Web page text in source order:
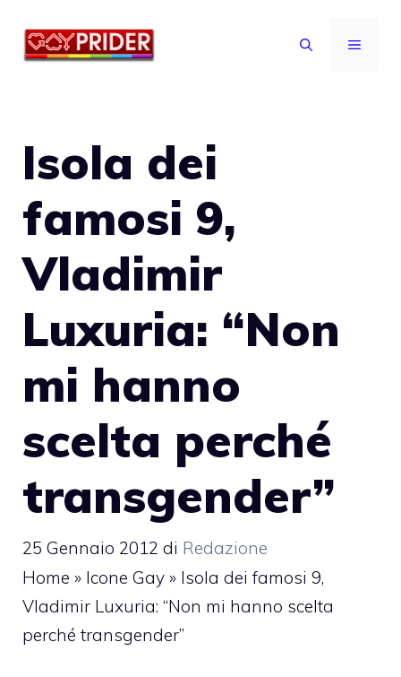
MENU
Isola dei
famosi 9,
Vladimir
Luxuria: “Non
mi hanno
scelta perché
transgender”
25 Gennaio 2012 di Redazione
Home » Icone Gay » Isola dei famosi 9,
Vladimir Luxuria: “Non mi hanno scelta
perché transgender”